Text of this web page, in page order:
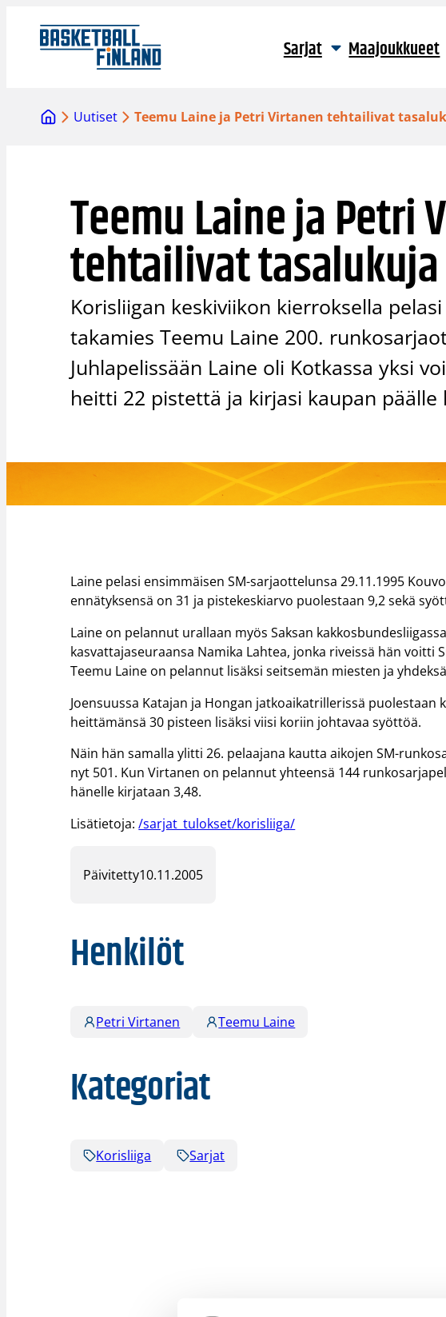
sisältöön
Sarjat Maajoukkueet
Uutiset Teemu Laine ja Petri Virtanen tehtailivat
Teemu Laine ja Petri
tehtailivat tasalukuja
Korisliigan keskiviikon kierroksella
takamies Teemu Laine 200.
Juhlapelissään Laine oli Kotkassa yksi
heitti 22 pistettä ja kirjasi kaupan
Laine pelasi ensimmäisen SM-sarjaottelunsa 29.11.1995
ennätyksensä on 31 ja pistekeskiarvo puolestaan 9,2 sekä
Laine on pelannut urallaan myös Saksan
kasvattajaseuraansa Namika Lahtea, jonka riveissä hän voitti
Teemu Laine on pelannut lisäksi seitsemän miesten ja
Joensuussa Katajan ja Hongan jatkoaikatrillerissä
heittämänsä 30 pisteen lisäksi viisi koriin johtavaa syöttöä.
Näin hän samalla ylitti 26. pelaajana kautta aikojen SM-
nyt 501. Kun Virtanen on pelannut yhteensä 144
hänelle kirjataan 3,48.
Lisätietoja:/sarjat_tulokset/korisliiga/
Päivitetty10.11.2005
Henkilöt
Petri Virtanen Teemu Laine
Kategoriat
Korisliiga Sarjat